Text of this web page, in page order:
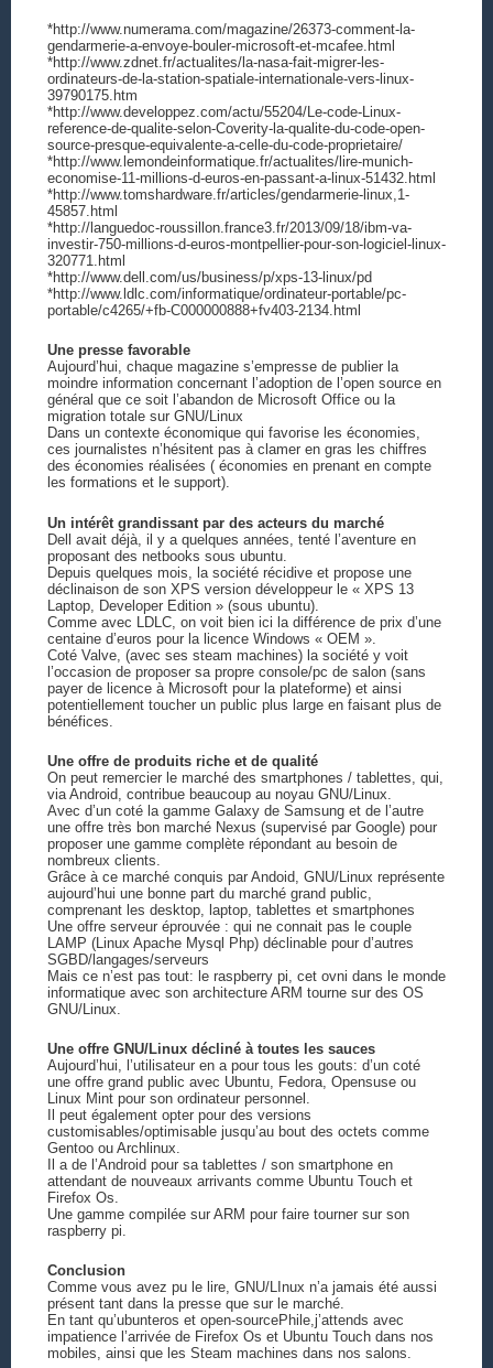
*http://www.numerama.com/magazine/26373-comment-la-
gendarmerie-a-envoye-bouler-microsoft-et-mcafee.html
*http://www.zdnet.fr/actualites/la-nasa-fait-migrer-les-
ordinateurs-de-la-station-spatiale-internationale-vers-linux-
39790175.htm
*http://www.developpez.com/actu/55204/Le-code-Linux-
reference-de-qualite-selon-Coverity-la-qualite-du-code-open-
source-presque-equivalente-a-celle-du-code-proprietaire/
*http://www.lemondeinformatique.fr/actualites/lire-munich-
economise-11-millions-d-euros-en-passant-a-linux-51432.html
*http://www.tomshardware.fr/articles/gendarmerie-linux,1-
45857.html
*http://languedoc-roussillon.france3.fr/2013/09/18/ibm-va-
investir-750-millions-d-euros-montpellier-pour-son-logiciel-linux-
320771.html
*http://www.dell.com/us/business/p/xps-13-linux/pd
*http://www.ldlc.com/informatique/ordinateur-portable/pc-
portable/c4265/+fb-C000000888+fv403-2134.html
Une presse favorable
Aujourd’hui, chaque magazine s’empresse de publier la
moindre information concernant l’adoption de l’open source en
général que ce soit l’abandon de Microsoft Office ou la
migration totale sur GNU/Linux
Dans un contexte économique qui favorise les économies,
ces journalistes n’hésitent pas à clamer en gras les chiffres
des économies réalisées ( économies en prenant en compte
les formations et le support).
Un intérêt grandissant par des acteurs du marché
Dell avait déjà, il y a quelques années, tenté l’aventure en
proposant des netbooks sous ubuntu.
Depuis quelques mois, la société récidive et propose une
déclinaison de son XPS version développeur le « XPS 13
Laptop, Developer Edition » (sous ubuntu).
Comme avec LDLC, on voit bien ici la différence de prix d’une
centaine d’euros pour la licence Windows « OEM ».
Coté Valve, (avec ses steam machines) la société y voit
l’occasion de proposer sa propre console/pc de salon (sans
payer de licence à Microsoft pour la plateforme) et ainsi
potentiellement toucher un public plus large en faisant plus de
bénéfices.
Une offre de produits riche et de qualité
On peut remercier le marché des smartphones / tablettes, qui,
via Android, contribue beaucoup au noyau GNU/Linux.
Avec d’un coté la gamme Galaxy de Samsung et de l’autre
une offre très bon marché Nexus (supervisé par Google) pour
proposer une gamme complète répondant au besoin de
nombreux clients.
Grâce à ce marché conquis par Andoid, GNU/Linux représente
aujourd’hui une bonne part du marché grand public,
comprenant les desktop, laptop, tablettes et smartphones
Une offre serveur éprouvée : qui ne connait pas le couple
LAMP (Linux Apache Mysql Php) déclinable pour d’autres
SGBD/langages/serveurs
Mais ce n’est pas tout: le raspberry pi, cet ovni dans le monde
informatique avec son architecture ARM tourne sur des OS
GNU/Linux.
Une offre GNU/Linux décliné à toutes les sauces
Aujourd’hui, l’utilisateur en a pour tous les gouts: d’un coté
une offre grand public avec Ubuntu, Fedora, Opensuse ou
Linux Mint pour son ordinateur personnel.
Il peut également opter pour des versions
customisables/optimisable jusqu’au bout des octets comme
Gentoo ou Archlinux.
Il a de l’Android pour sa tablettes / son smartphone en
attendant de nouveaux arrivants comme Ubuntu Touch et
Firefox Os.
Une gamme compilée sur ARM pour faire tourner sur son
raspberry pi.
Conclusion
Comme vous avez pu le lire, GNU/LInux n’a jamais été aussi
présent tant dans la presse que sur le marché.
En tant qu’ubunteros et open-sourcePhile,j’attends avec
impatience l’arrivée de Firefox Os et Ubuntu Touch dans nos
mobiles, ainsi que les Steam machines dans nos salons.